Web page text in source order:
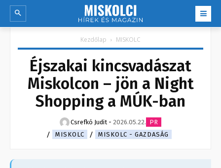
Kezdőlap MISKOLC
Éjszakai kincsvadászat
Miskolcon – jön a Night
Shopping a MÚK-ban
Csrefkó Judit - 2026.05.22. PR
MISKOLC
MISKOLC - GAZDASÁG